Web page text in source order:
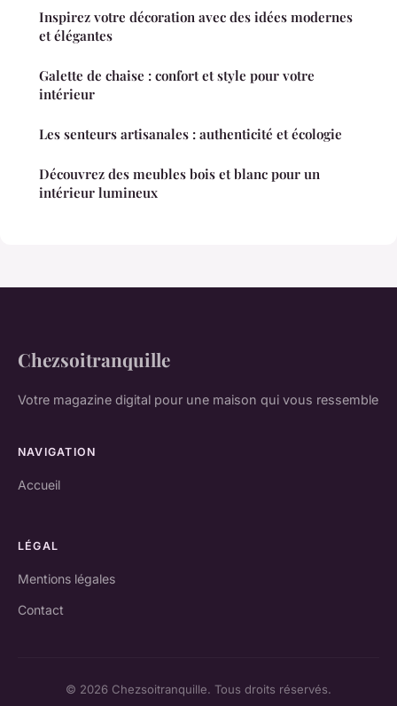
Inspirez votre décoration avec des idées modernes
et élégantes
Galette de chaise : confort et style pour votre
intérieur
Les senteurs artisanales : authenticité et écologie
Découvrez des meubles bois et blanc pour un
intérieur lumineux
Chezsoitranquille
Votre magazine digital pour une maison qui vous ressemble
NAVIGATION
Accueil
LÉGAL
Mentions légales
Contact
© 2026 Chezsoitranquille. Tous droits réservés.